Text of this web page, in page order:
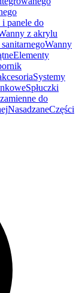
panele do
z akrylu
Wanny
Elementy
Systemy
Spłuczki
do
NasadzaneCzęści